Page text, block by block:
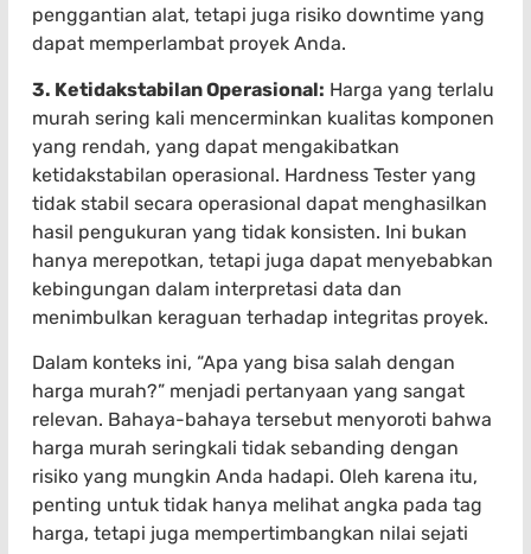
penggantian alat, tetapi juga risiko downtime yang
dapat memperlambat proyek Anda.
3. Ketidakstabilan Operasional: Harga yang terlalu
murah sering kali mencerminkan kualitas komponen
yang rendah, yang dapat mengakibatkan
ketidakstabilan operasional. Hardness Tester yang
tidak stabil secara operasional dapat menghasilkan
hasil pengukuran yang tidak konsisten. Ini bukan
hanya merepotkan, tetapi juga dapat menyebabkan
kebingungan dalam interpretasi data dan
menimbulkan keraguan terhadap integritas proyek.
Dalam konteks ini, “Apa yang bisa salah dengan
harga murah?” menjadi pertanyaan yang sangat
relevan. Bahaya-bahaya tersebut menyoroti bahwa
harga murah seringkali tidak sebanding dengan
risiko yang mungkin Anda hadapi. Oleh karena itu,
penting untuk tidak hanya melihat angka pada tag
harga, tetapi juga mempertimbangkan nilai sejati